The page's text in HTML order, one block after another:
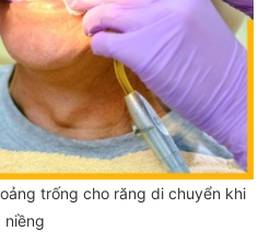
trống cho răng di chuyển khi
niềng